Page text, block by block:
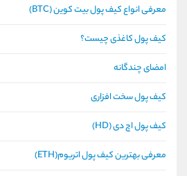
معرفی انواع کیف پول بیت کوین (BTC)
کیف پول کاغذی چیست؟
امضای چندگانه
کیف پول سخت افزاری
کیف پول اچ دی (HD)
معرفی بهترین کیف پول اتریوم(ETH)